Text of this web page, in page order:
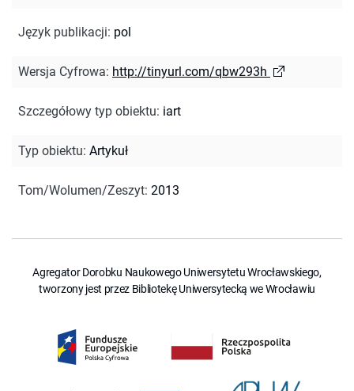
Język publikacji: pol
Wersja Cyfrowa: http://tinyurl.com/qbw293h
Szczegółowy typ obiektu: iart
Typ obiektu: Artykuł
Tom/Wolumen/Zeszyt: 2013
Agregator Dorobku Naukowego Uniwersytetu Wrocławskiego,
tworzony jest przez Bibliotekę Uniwersytecką we Wrocławiu